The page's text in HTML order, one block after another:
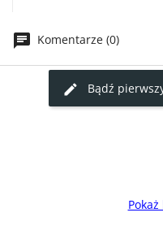
Komentarze (0)
Bądź